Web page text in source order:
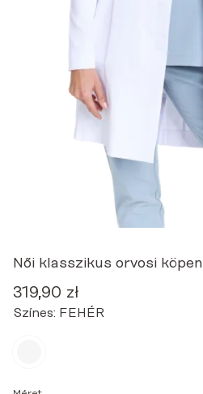
Női klasszikus orvosi
319,90 zł
Színes: FEHÉR